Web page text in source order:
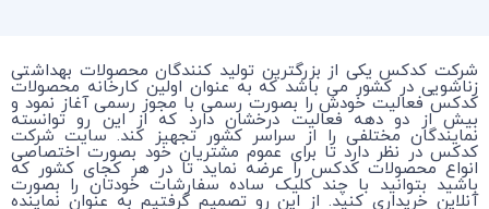
شرکت کدکس یکی از بزرگترین تولید کنندگان محصولات بهداشتی
زناشویی در کشور می باشد که به عنوان اولین کارخانه محصولات
کدکس فعالیت خودش را بصورت رسمی با مجوز رسمی آغاز نمود و
بیش از دو دهه فعالیت درخشان دارد که از این رو توانسته
نمایندگان مختلفی را از سراسر کشور تجهیز کند. سایت شرکت
کدکس در نظر دارد تا برای عموم مشتریان خود بصورت اختصاصی
انواع محصولات کدکس را عرضه نماید تا در هر کجای کشور که
باشید بتوانید با چند کلیک ساده سفارشات خودتان را بصورت
آنلاین خریداری کنید. از این رو تصمیم گرفتیم به عنوان نماینده